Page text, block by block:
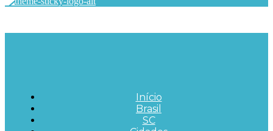
Início
Brasil
SC